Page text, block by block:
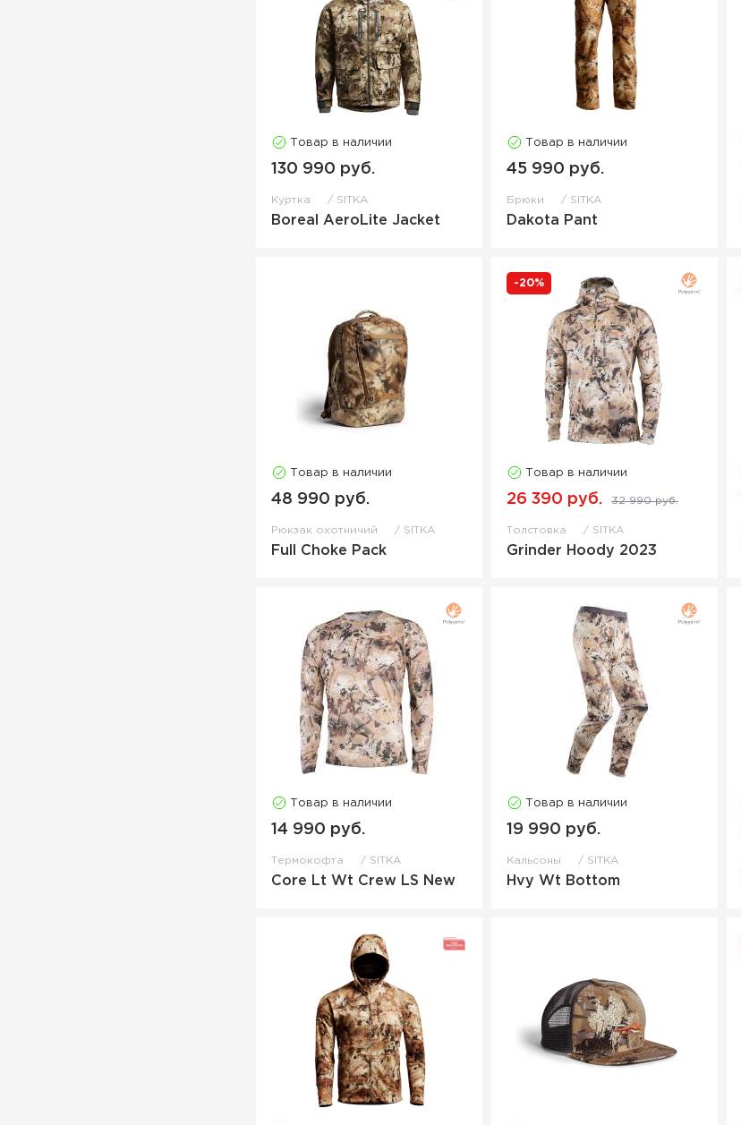
Товар в наличии
130 990 руб.
Куртка SITKA
Boreal AeroLite Jacket
Товар в наличии
45 990 руб.
Брюки SITKA
Dakota Pant
Товар в наличии
48 990 руб.
Рюкзак охотничий SITKA
Full Choke Pack
-20%
Товар в наличии
26 390 руб. 32 990 руб.
Толстовка SITKA
Grinder Hoody 2023
Товар в наличии
14 990 руб.
Термокофта SITKA
Core Lt Wt Crew LS New
Товар в наличии
19 990 руб.
Кальсоны SITKA
Hvy Wt Bottom